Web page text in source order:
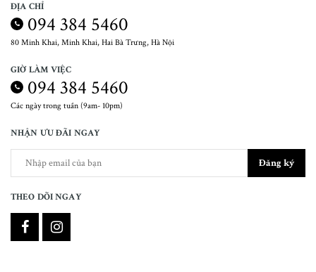
ĐỊA CHỈ
094 384 5460
80 Minh Khai, Minh Khai, Hai Bà Trưng, Hà Nội
GIỜ LÀM VIỆC
094 384 5460
Các ngày trong tuần (9am- 10pm)
NHẬN ƯU ĐÃI NGAY
Đăng ký
THEO DÕI NGAY